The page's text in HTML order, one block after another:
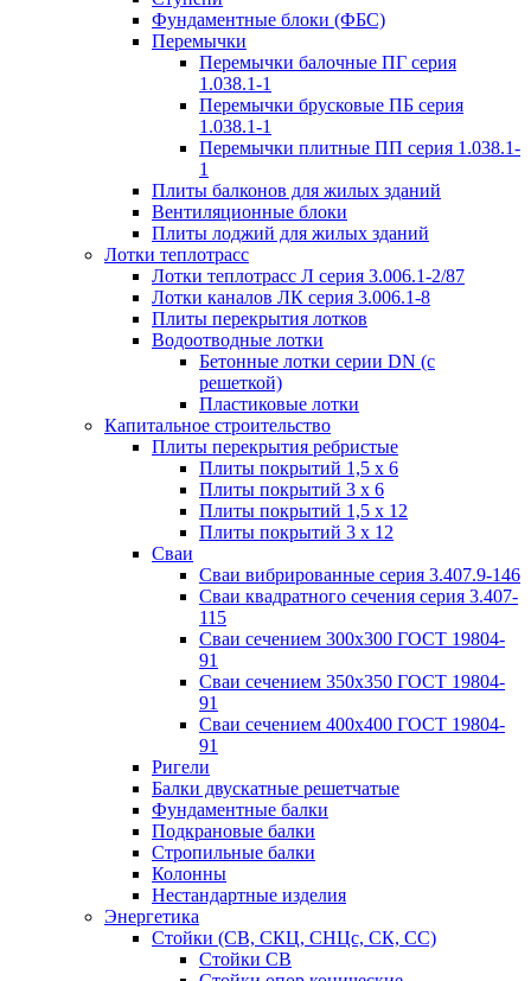
Фундаментные блоки (ФБС)
Перемычки
Перемычки балочные ПГ серия
1.038.1-1
Перемычки брусковые ПБ серия
1.038.1-1
Перемычки плитные ПП серия 1.038.1-
1
Плиты балконов для жилых зданий
Вентиляционные блоки
Плиты лоджий для жилых зданий
Лотки теплотрасс
Лотки теплотрасс Л серия 3.006.1-2/87
Лотки каналов ЛК серия 3.006.1-8
Плиты перекрытия лотков
Водоотводные лотки
Бетонные лотки серии DN (с
решеткой)
Пластиковые лотки
Капитальное строительство
Плиты перекрытия ребристые
Плиты покрытий 1,5 x 6
Плиты покрытий 3 x 6
Плиты покрытий 1,5 x 12
Плиты покрытий 3 x 12
Сваи
Сваи вибрированные серия 3.407.9-146
Сваи квадратного сечения серия 3.407-
115
Сваи сечением 300х300 ГОСТ 19804-
91
Сваи сечением 350х350 ГОСТ 19804-
91
Сваи сечением 400х400 ГОСТ 19804-
91
Ригели
Балки двускатные решетчатые
Фундаментные балки
Подкрановые балки
Стропильные балки
Колонны
Нестандартные изделия
Энергетика
Стойки (СВ, СКЦ, СНЦс, СК, СС)
Стойки СВ